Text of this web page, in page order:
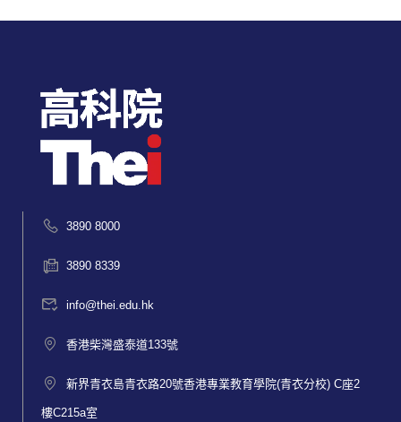
3890 8000
3890 8339
info@thei.edu.hk
香港柴灣盛泰道133號
新界青衣島青衣路20號香港專業教育學院(青衣分校) C座2
樓C215a室